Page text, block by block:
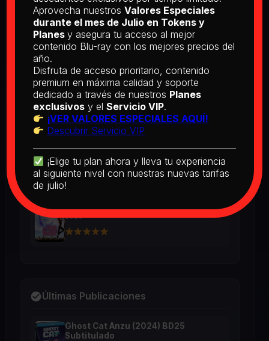
2025
Earth [Criterion Collection] (1976)
BD25 Subtitulado
2026
[PEDIDO] Boogie Nights (1997) BD25
2026
2026
Últimas Publicaciones
Ghost Cat Anzu (2024) BD25
Subtitulado
Aprovecha nuestros Valores Especiales
durante el mes de Julio en Tokens y
Planes y asegura tu acceso al mejor
contenido Blu-ray con los mejores precios del
año.
Disfruta de acceso prioritario, contenido
premium en máxima calidad y soporte
dedicado a través de nuestros Planes
exclusivos y el Servicio VIP.
¡VER VALORES ESPECIALES AQUÍ!
Descubrir Servicio VIP
¡Elige tu plan ahora y lleva tu experiencia
al siguiente nivel con nuestras nuevas tarifas
de julio!